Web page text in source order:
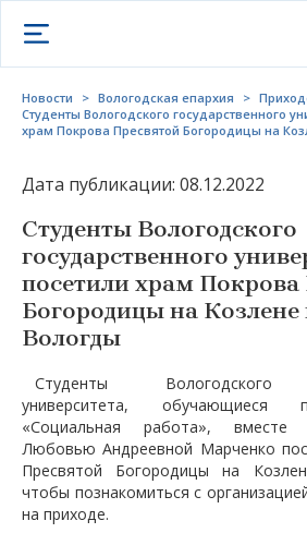
Открыть меню
Новости > Вологодская епархия >
Студенты Вологодского государственного
храм Покрова Пресвятой Богородицы на
Дата публикации: 08.12.2022
Студенты Вологодского
государственного
посетили храм Покрова
Богородицы на Козлене
Вологды
Студенты Вологодского
университета, обучающиеся
«Социальная работа», вместе
Любовью Андреевной Марченко
Пресвятой Богородицы на
чтобы познакомиться с
на приходе.